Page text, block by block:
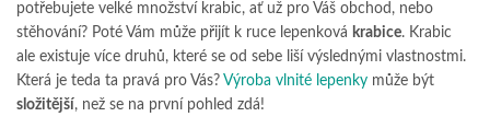
potřebujete velké množství krabic, ať už pro Váš obchod, nebo
stěhování? Poté Vám může přijít k ruce lepenková krabice. Krabic
ale existuje více druhů, které se od sebe liší výslednými vlastnostmi.
Která je teda ta pravá pro Vás? Výroba vlnité lepenky může být
složitější, než se na první pohled zdá!